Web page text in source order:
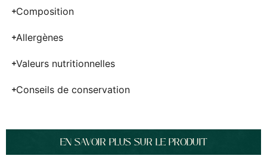
Composition
Allergènes
Valeurs nutritionnelles
Conseils de conservation
EN SAVOIR PLUS SUR LE PRODUIT